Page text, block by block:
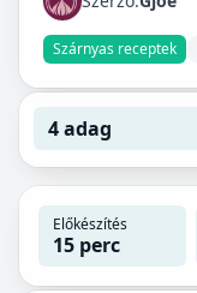
Szárnyas receptek
4 adag
Előkészítés
15 perc